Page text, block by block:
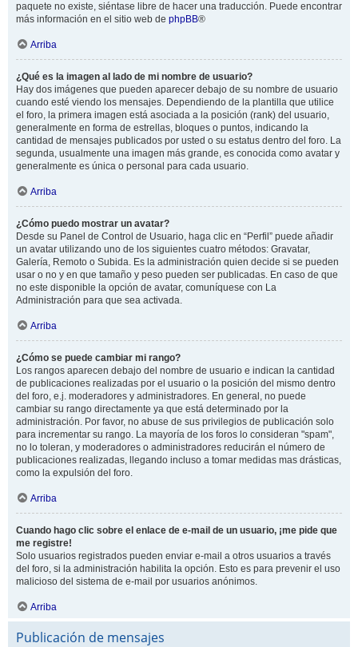
paquete no existe, siéntase libre de hacer una traducción. Puede encontrar
más información en el sitio web de phpBB®
Arriba
¿Qué es la imagen al lado de mi nombre de usuario?
Hay dos imágenes que pueden aparecer debajo de su nombre de usuario
cuando esté viendo los mensajes. Dependiendo de la plantilla que utilice
el foro, la primera imagen está asociada a la posición (rank) del usuario,
generalmente en forma de estrellas, bloques o puntos, indicando la
cantidad de mensajes publicados por usted o su estatus dentro del foro. La
segunda, usualmente una imagen más grande, es conocida como avatar y
generalmente es única o personal para cada usuario.
Arriba
¿Cómo puedo mostrar un avatar?
Desde su Panel de Control de Usuario, haga clic en “Perfil” puede añadir
un avatar utilizando uno de los siguientes cuatro métodos: Gravatar,
Galería, Remoto o Subida. Es la administración quien decide si se pueden
usar o no y en que tamaño y peso pueden ser publicadas. En caso de que
no este disponible la opción de avatar, comuníquese con La
Administración para que sea activada.
Arriba
¿Cómo se puede cambiar mi rango?
Los rangos aparecen debajo del nombre de usuario e indican la cantidad
de publicaciones realizadas por el usuario o la posición del mismo dentro
del foro, e.j. moderadores y administradores. En general, no puede
cambiar su rango directamente ya que está determinado por la
administración. Por favor, no abuse de sus privilegios de publicación solo
para incrementar su rango. La mayoría de los foros lo consideran "spam",
no lo toleran, y moderadores o administradores reducirán el número de
publicaciones realizadas, llegando incluso a tomar medidas mas drásticas,
como la expulsión del foro.
Arriba
Cuando hago clic sobre el enlace de e-mail de un usuario, ¡me pide que
me registre!
Solo usuarios registrados pueden enviar e-mail a otros usuarios a través
del foro, si la administración habilita la opción. Esto es para prevenir el uso
malicioso del sistema de e-mail por usuarios anónimos.
Arriba
Publicación de mensajes